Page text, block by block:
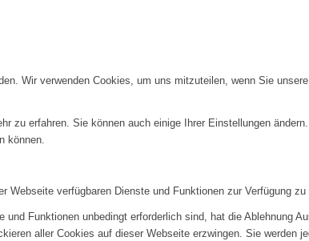
Wir verwenden Cookies, um uns mitzuteilen, wenn Sie
zu erfahren. Sie können auch einige Ihrer Einstellungen
können.
Webseite verfügbaren Dienste und Funktionen zur Verfügung zu
Funktionen unbedingt erforderlich sind, hat die Ablehnung
aller Cookies auf dieser Webseite erzwingen. Sie